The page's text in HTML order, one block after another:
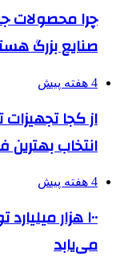
صنایع بزرگ
4 هفته پیش
از کجا
انتخاب
4 هفته پیش
۱۰۰ هزار
می‌یابد